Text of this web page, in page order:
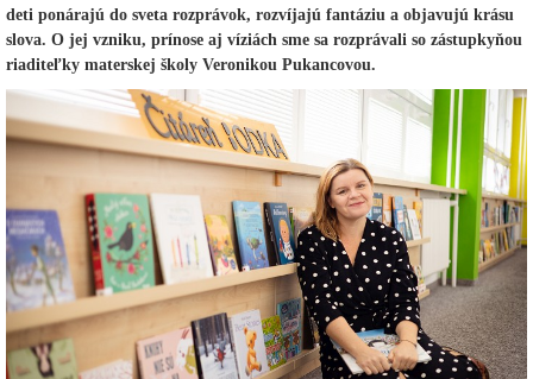
deti ponárajú do sveta rozprávok, rozvíjajú fantáziu a objavujú krásu
slova. O jej vzniku, prínose aj víziách sme sa rozprávali so zástupkyňou
riaditeľky materskej školy Veronikou Pukancovou.